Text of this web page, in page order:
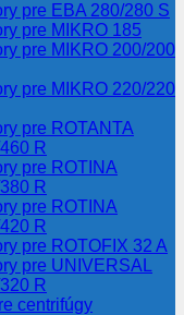
pre EBA 280/280 S
pre MIKRO 185
pre MIKRO 200/200
pre MIKRO 220/220
pre ROTANTA
R
pre ROTINA
R
pre ROTINA
R
pre ROTOFIX 32 A
pre UNIVERSAL
R
centrifúgy